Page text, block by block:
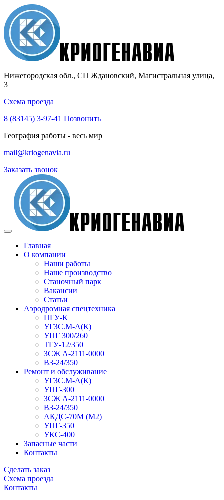
Нижегородская обл., СП Ждановский, Магистральная улица,
3
Схема проезда
8 (83145) 3-97-41 Позвонить
География работы - весь мир
mail@kriogenavia.ru
Заказать звонок
Главная
О компании
Наши работы
Наше производство
Станочный парк
Вакансии
Статьи
Аэродромная спецтехника
ПГУ-К
УГЗС.М-А(К)
УПГ 300/260
ТГУ-12/350
ЗСЖ А-2111-0000
ВЗ-24/350
Ремонт и обслуживание
УГЗС.М-А(К)
УПГ-300
ЗСЖ А-2111-0000
ВЗ-24/350
АКДС-70М (М2)
УПГ-350
УКС-400
Запасные части
Контакты
Сделать заказ
Схема проезда
Контакты